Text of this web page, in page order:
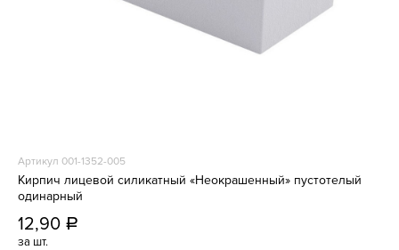
Артикул 001-1352-005
Кирпич лицевой силикатный «Неокрашенный» пустотелый
одинарный
12,90 a
за шт.